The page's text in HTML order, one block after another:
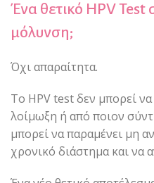
Ένα θετικό HPV
μόλυνση;
Όχι απαραίτητα.
Το HPV test δεν μπορεί
λοίμωξη ή από ποιον
μπορεί να παραμένει μη
χρονικό διάστημα και να